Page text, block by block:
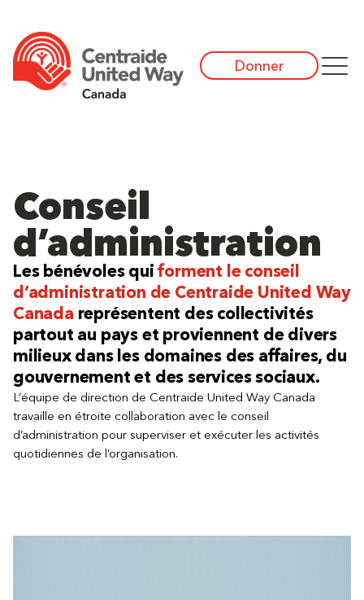
Donner
Conseil
d’administration
Les bénévoles quiforment le conseil
d’administration de Centraide United Way
Canada représentent des collectivités
partout au pays et proviennent de divers
milieux dans les domaines des affaires, du
gouvernement et des services sociaux.
L’équipe de direction de Centraide United Way Canada
travaille en étroite collaboration avec le conseil
d’administration pour superviser et exécuter les activités
quotidiennes de l’organisation.